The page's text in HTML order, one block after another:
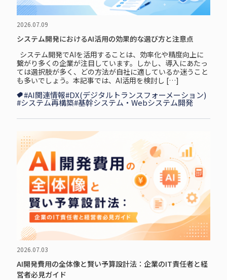
2026.07.09
システム開発におけるAI活用の効果的な選び方と注意点
システム開発でAIを活用することは、効率化や精度向上に
繋がり多くの企業が注目しています。しかし、導入にあたっ
ては選択肢が多く、どの方法が自社に適しているか迷うこと
も多いでしょう。本記事では、AI活用を検討し […]
#AI関連情報#DX(デジタルトランスフォーメーション)
#システム再構築#基幹システム・Webシステム開発
2026.07.03
AI開発費用の全体像と賢い予算設計法：企業のIT責任者と経
営者必見ガイド